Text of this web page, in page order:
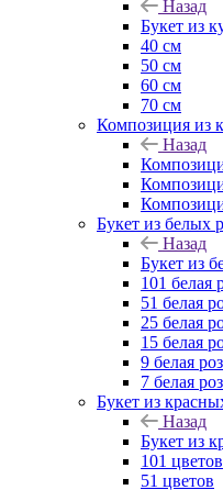
Назад
Букет из
40 см
50 см
60 см
70 см
Композиция из
Назад
Букет из белых
Назад
Букет из
101 белая
51 белая
25 белая
15 белая
9 белая
7 белая
Букет из
Назад
Букет из
101 цветов
51 цветов